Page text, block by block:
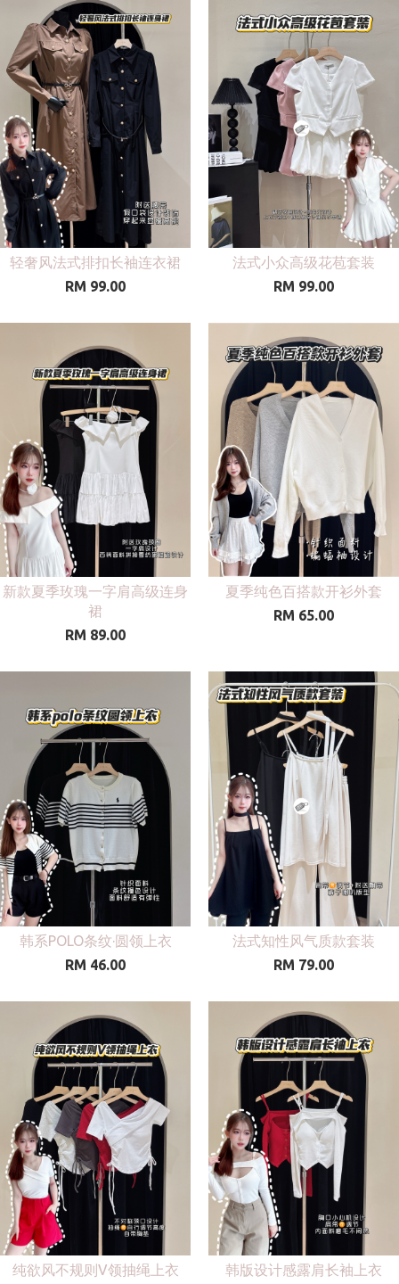
轻奢风法式排扣长袖连衣裙
RM 99.00
法式小众高级花苞套装
RM 99.00
新款夏季玫瑰一字肩高级连身
裙
RM 89.00
夏季纯色百搭款开衫外套
RM 65.00
韩系POLO条纹·圆领上衣
RM 46.00
法式知性风气质款套装
RM 79.00
纯欲风不规则V领抽绳上衣
韩版设计感露肩长袖上衣